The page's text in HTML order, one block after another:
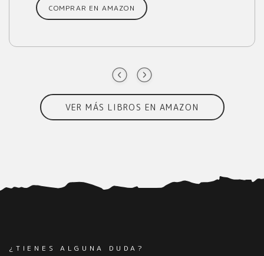
COMPRAR EN AMAZON
VER MÁS LIBROS EN AMAZON
¿TIENES ALGUNA DUDA?